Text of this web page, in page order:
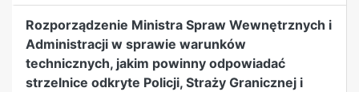
Rozporządzenie Ministra Spraw Wewnętrznych i
Administracji w sprawie warunków
technicznych, jakim powinny odpowiadać
strzelnice odkryte Policji, Straży Granicznej i